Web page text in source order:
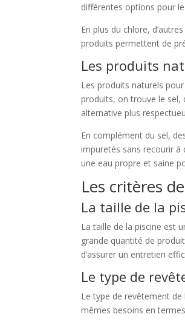
différentes options pour
En plus du chlore,
produits permettent de
Les produits
Les produits naturels
produits, on trouve le sel,
alternative plus
En complément du sel,
impuretés sans recourir à
une eau propre et saine
Les critères
La taille de la
La taille de la piscine est
grande quantité de
d’assurer un entretien
Le type de
Le type de revêtement de
mêmes besoins en